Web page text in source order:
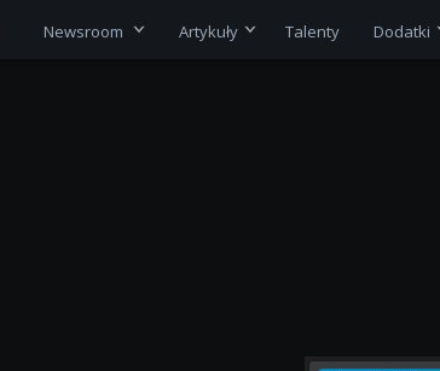
Newsroom Artykuły Talenty Dodatki